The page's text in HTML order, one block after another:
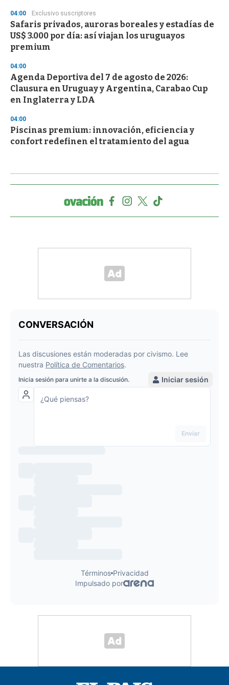
04:00 Exclusivo suscriptores
Safaris privados, auroras boreales y estadías de
US$ 3.000 por día: así viajan los uruguayos
premium
04:00
Agenda Deportiva del 7 de agosto de 2026:
Clausura en Uruguay y Argentina, Carabao Cup
en Inglaterra y LDA
04:00
Piscinas premium: innovación, eficiencia y
confort redefinen el tratamiento del agua